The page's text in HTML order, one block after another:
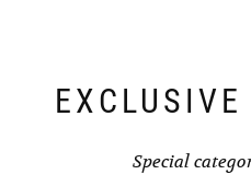
EXCLUSIVE
Special